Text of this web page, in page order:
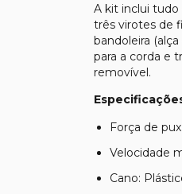
A kit inclui tudo
três virotes de
bandoleira
para a corda e
removível.
Força de
Velocidade
Cano: